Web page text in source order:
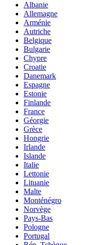
Albanie
Allemagne
Arménie
Autriche
Belgique
Bulgarie
Chypre
Croatie
Danemark
Espagne
Estonie
Finlande
France
Géorgie
Grèce
Hongrie
Irlande
Islande
Italie
Lettonie
Lituanie
Malte
Monténégro
Norvège
Pays-Bas
Pologne
Portugal